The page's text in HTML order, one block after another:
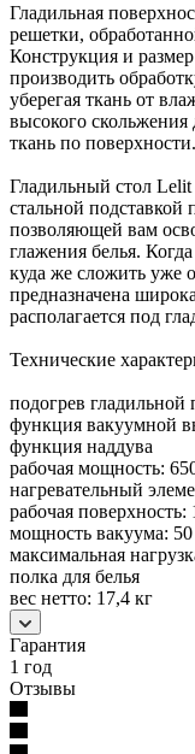
Гладильная
решетки,
Конструкция и
производить
уберегая ткань от
высокого скольжения
ткань по поверхности.
Гладильный стол
стальной подставкой
позволяющей вам
глажения белья.
куда же сложить уже
предназначена
располагается под
Технические
подогрев гладильной
функция вакуумной
функция наддува
рабочая мощность:
нагревательный
рабочая
мощность вакуума:
максимальная
полка для белья
вес нетто: 17,4 кг
Гарантия
1 год
Отзывы